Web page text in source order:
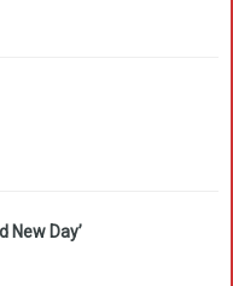
New Day’